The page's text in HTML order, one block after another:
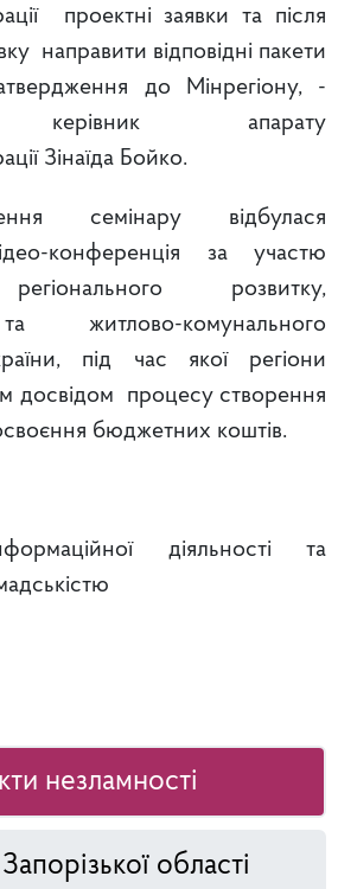
проектні заявки та після
направити відповідні пакети
до Мінрегіону, -
керівник апарату
Зінаїда Бойко.
семінару відбулася
конференція за участю
розвитку,
житлово-комунального
під час якої регіони
досвідом процесу створення
бюджетних коштів.
діяльності та
незламності
області